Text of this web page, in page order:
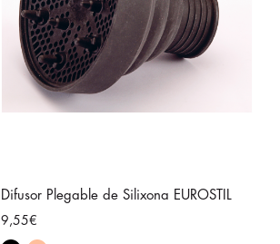
Difusor Plegable de Silixona EUROSTIL
9,55€